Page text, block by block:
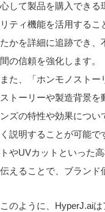
心して製品を購入できる
リティ機能を活用する
たかを詳細に追跡でき、
間の信頼を強化します。
また、「ホンモノスト
ストーリーや製造背景を
ンズの特性や効果につ
く説明することが可能
トやUVカットといった
伝えることで、ブランド
このように、HyperJ.ai